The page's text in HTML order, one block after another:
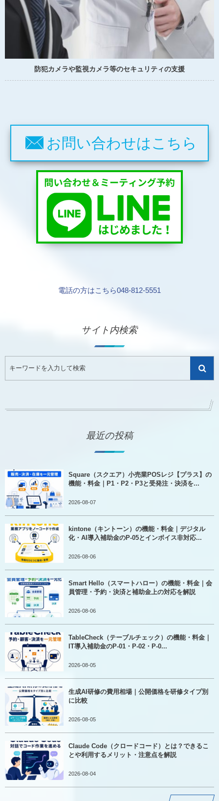
防犯カメラや監視カメラ等のセキュリティの支援
お問い合わせはこちら
電話の方はこちら048-812-5551
サイト内検索
最近の投稿
Square（スクエア）小売業POSレジ【プラス】の
機能・料金｜P1・P2・P3と受発注・決済を...
2026-08-07
kintone（キントーン）の機能・料金｜デジタル
化・AI導入補助金のP-05とインボイス非対応...
2026-08-06
Smart Hello（スマートハロー）の機能・料金｜会
員管理・予約・決済と補助金上の対応を解説
2026-08-06
TableCheck（テーブルチェック）の機能・料金｜
IT導入補助金のP-01・P-02・P-0...
2026-08-05
生成AI研修の費用相場｜公開価格を研修タイプ別
に比較
2026-08-05
Claude Code（クロードコード）とは？できるこ
とや利用するメリット・注意点を解説
2026-08-04